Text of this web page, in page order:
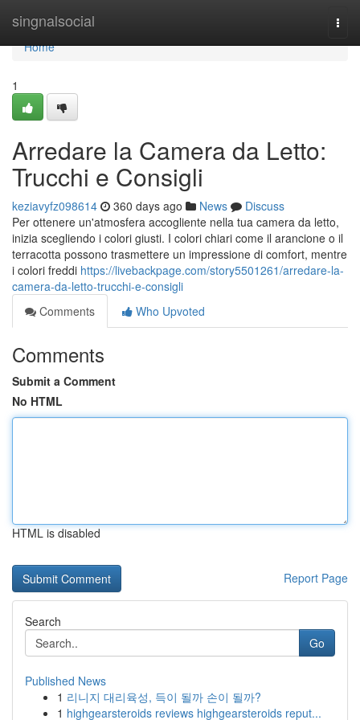
singnalsocial
Home
Home
1
Arredare la Camera da Letto:
Trucchi e Consigli
keziavyfz098614 360 days ago News
Discuss
Per ottenere un'atmosfera accogliente nella tua camera da letto,
inizia scegliendo i colori giusti. I colori chiari come il arancione o il
terracotta possono trasmettere un impressione di comfort, mentre
i colori freddi https://livebackpage.com/story5501261/arredare-la-
camera-da-letto-trucchi-e-consigli
Comments
Who Upvoted
Comments
Submit a Comment
No HTML
HTML is disabled
Report Page
Search
Go
Published News
1 리니지 대리육성, 득이 될까 손이 될까?
1 highgearsteroids reviews highgearsteroids reput...